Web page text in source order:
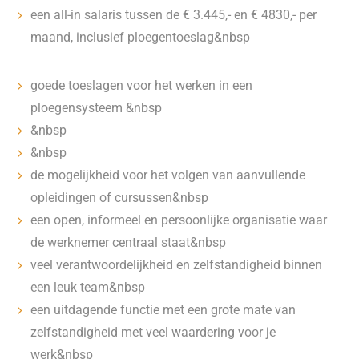
een all-in salaris tussen de € 3.445,- en € 4830,- per
maand, inclusief ploegentoeslag&nbsp
goede toeslagen voor het werken in een
ploegensysteem &nbsp
&nbsp
&nbsp
de mogelijkheid voor het volgen van aanvullende
opleidingen of cursussen&nbsp
een open, informeel en persoonlijke organisatie waar
de werknemer centraal staat&nbsp
veel verantwoordelijkheid en zelfstandigheid binnen
een leuk team&nbsp
een uitdagende functie met een grote mate van
zelfstandigheid met veel waardering voor je
werk&nbsp